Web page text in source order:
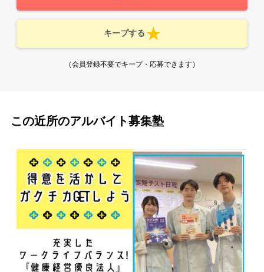
キープする
（会員登録不要でキープ・応募できます）
この近所のアルバイト募集塾